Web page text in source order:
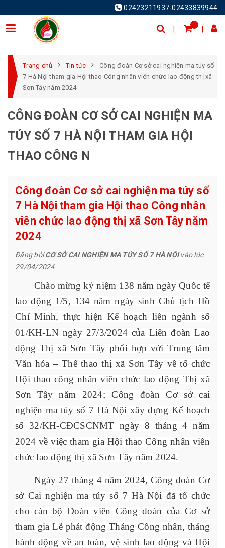
02423211937-02433839944
Trang chủ Tin tức
Công đoàn Cơ sở cai nghiện ma túy số
7 Hà Nội tham gia Hội thao Công nhân viên chức lao động thị xã
Sơn Tây năm 2024
CÔNG ĐOÀN CƠ SỞ CAI NGHIỆN MA
TÚY SỐ 7 HÀ NỘI THAM GIA HỘI
THAO CÔNG N
Công đoàn Cơ sở cai nghiện ma túy số
7 Hà Nội tham gia Hội thao Công nhân
viên chức lao động thị xã Sơn Tây năm
2024
Đăng bởiCƠ SỞ CAI NGHIỆN MA TÚY SỐ 7 HÀ NỘIvào lúc
29/04/2024
Chào mừng kỷ niệm 138 năm ngày Quốc tế
lao động 1/5, 134 năm ngày sinh Chủ tịch Hồ
Chí Minh, thực hiện Kế hoạch liên ngành số
01/KH-LN ngày 27/3/2024 của Liên đoàn Lao
động Thị xã Sơn Tây phối hợp với Trung tâm
Văn hóa – Thể thao thị xã Sơn Tây về tổ chức
Hội thao công nhân viên chức lao động Thị xã
Sơn Tây năm 2024; Công đoàn Cơ sở cai
nghiện ma túy số 7 Hà Nội xây dựng Kế hoạch
số 32/KH-CĐCSCNMT ngày 8 tháng 4 năm
2024 về việc tham gia Hội thao Công nhân viên
chức lao động thị xã Sơn Tây năm 2024.
Ngày 27 tháng 4 năm 2024, Công đoàn Cơ
sở Cai nghiện ma túy số 7 Hà Nội đã tổ chức
cho cán bộ Đoàn viên Công đoàn của Cơ sở
tham gia Lễ phát động Tháng Công nhân, tháng
hành động về an toàn, vệ sinh lao động và Hội